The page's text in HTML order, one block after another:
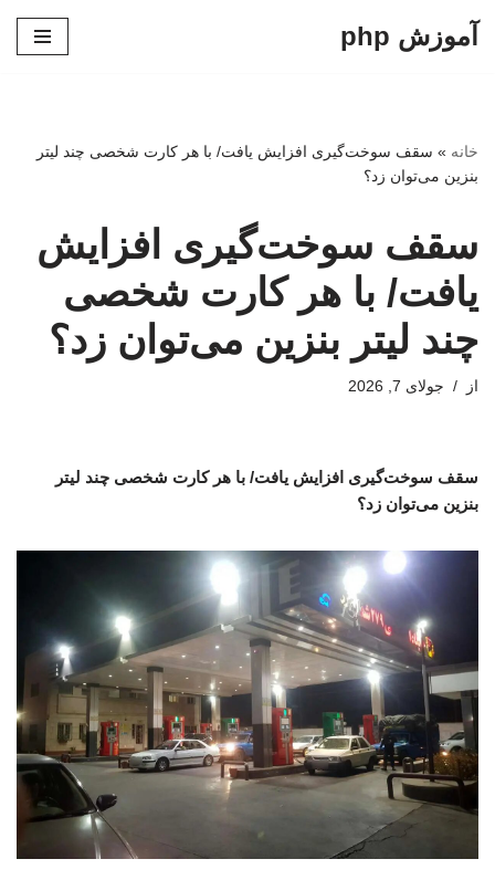
آموزش php
خانه » سقف سوخت‌گیری افزایش یافت/ با هر کارت شخصی چند لیتر
بنزین می‌توان زد؟
سقف سوخت‌گیری افزایش
یافت/ با هر کارت شخصی
چند لیتر بنزین می‌توان زد؟
از جولای 7, 2026
سقف سوخت‌گیری افزایش یافت/ با هر کارت شخصی چند لیتر
بنزین می‌توان زد؟